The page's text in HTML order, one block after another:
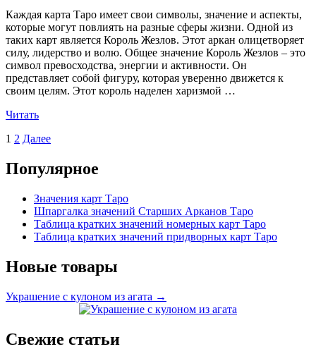
Каждая карта Таро имеет свои символы, значение и аспекты,
которые могут повлиять на разные сферы жизни. Одной из
таких карт является Король Жезлов. Этот аркан олицетворяет
силу, лидерство и волю. Общее значение Король Жезлов – это
символ превосходства, энергии и активности. Он
представляет собой фигуру, которая уверенно движется к
своим целям. Этот король наделен харизмой …
Читать«Значение
Таро
Жезлов»
Пагинация
записей
1 2 Далее
Популярное
Значения карт Таро
Шпаргалка значений Старших Арканов Таро
Таблица кратких значений номерных карт Таро
Таблица кратких значений придворных карт Таро
Новые товары
Украшение с кулоном из агата →
Свежие статьи